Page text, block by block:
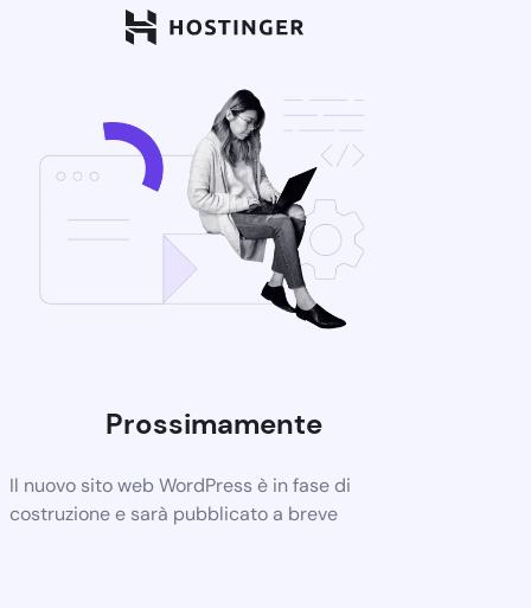
Prossimamente
Il nuovo sito web WordPress è in fase di
costruzione e sarà pubblicato a breve